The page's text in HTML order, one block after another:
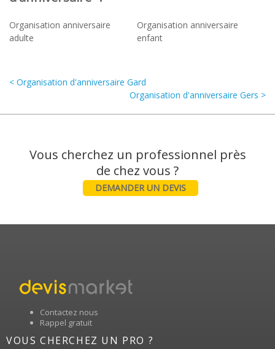
Organisation anniversaire
adulte
Organisation anniversaire
enfant
< Organisation d'anniversaire Gard
Organisation d'anniversaire Gers >
Vous cherchez un professionnel près
DEMANDER UN DEVIS
Contactez nous
Rappel gratuit
VOUS CHERCHEZ UN PRO ?